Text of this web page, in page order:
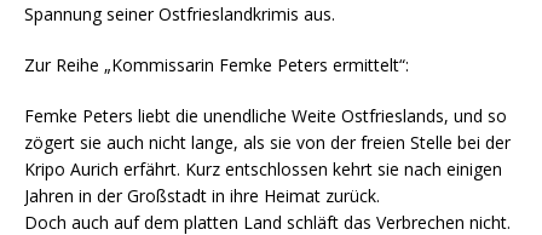
Spannung seiner Ostfrieslandkrimis aus.
Zur Reihe „Kommissarin Femke Peters ermittelt“:
Femke Peters liebt die unendliche Weite Ostfrieslands, und so
zögert sie auch nicht lange, als sie von der freien Stelle bei der
Kripo Aurich erfährt. Kurz entschlossen kehrt sie nach einigen
Jahren in der Großstadt in ihre Heimat zurück.
Doch auch auf dem platten Land schläft das Verbrechen nicht.